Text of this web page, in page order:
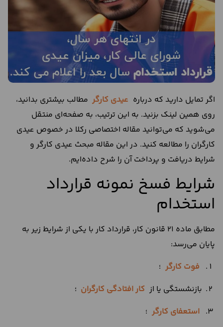
اگر تمایل دارید که درباره عیدی کارگر مطالب بیشتری بدانید،
روی همین لینک بزنید. به این ترتیب، به صفحه‌ای منتقل
می‌شوید که می‌توانید مقاله اختصاصی رکلا در خصوص عیدی
کارگران را مطالعه کنید. در این مقاله مبحث عیدی کارگر و
شرایط دریافت و پرداخت آن را شرح داده‌ایم.
شرایط فسخ نمونه قرارداد
استخدام
مطابق ماده 21 قانون کار، قرارداد کار با یکی از شرایط زیر به
پایان می‌رسد:
فوت کارگر ؛
بازنشستگی یا از کار افتادگی کارگران ؛
استعفای کارگر ؛